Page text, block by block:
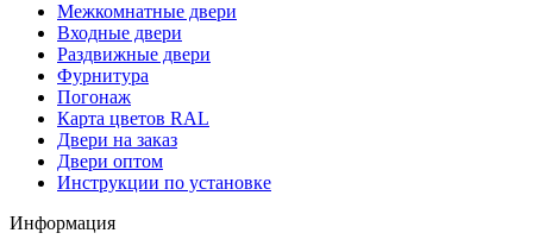
Межкомнатные двери
Входные двери
Раздвижные двери
Фурнитура
Погонаж
Карта цветов RAL
Двери на заказ
Двери оптом
Инструкции по установке
Информация